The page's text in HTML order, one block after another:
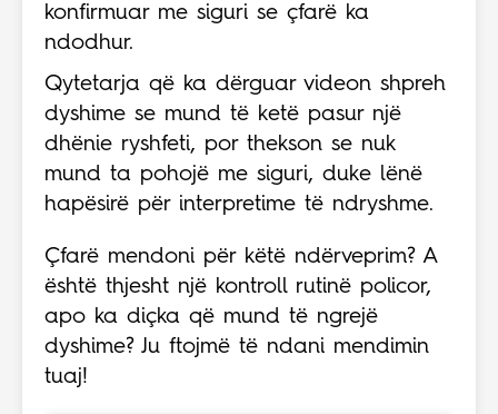
konfirmuar me siguri se çfarë ka
ndodhur.
Qytetarja që ka dërguar videon shpreh
dyshime se mund të ketë pasur një
dhënie ryshfeti, por thekson se nuk
mund ta pohojë me siguri, duke lënë
hapësirë për interpretime të ndryshme.
Çfarë mendoni për këtë ndërveprim? A
është thjesht një kontroll rutinë policor,
apo ka diçka që mund të ngrejë
dyshime? Ju ftojmë të ndani mendimin
tuaj!